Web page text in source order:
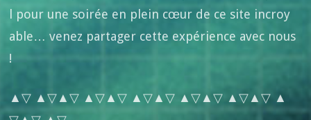
l pour une soirée en plein cœur de ce site incroy
able… venez partager cette expérience avec nous
!
▲▽ ▲▽▲▽ ▲▽▲▽ ▲▽▲▽ ▲▽▲▽ ▲▽▲▽ ▲